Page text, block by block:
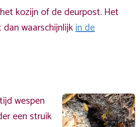
kozijn of de deurpost. Het
waarschijnlijkin de
wespen
een struik